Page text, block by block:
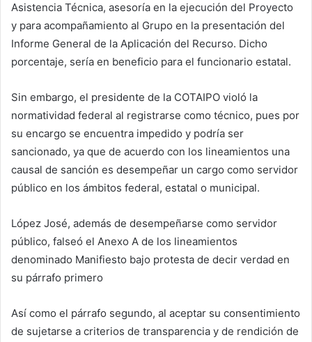
Asistencia Técnica, asesoría en la ejecución del Proyecto
y para acompañamiento al Grupo en la presentación del
Informe General de la Aplicación del Recurso. Dicho
porcentaje, sería en beneficio para el funcionario estatal.
Sin embargo, el presidente de la COTAIPO violó la
normatividad federal al registrarse como técnico, pues por
su encargo se encuentra impedido y podría ser
sancionado, ya que de acuerdo con los lineamientos una
causal de sanción es desempeñar un cargo como servidor
público en los ámbitos federal, estatal o municipal.
López José, además de desempeñarse como servidor
público, falseó el Anexo A de los lineamientos
denominado Manifiesto bajo protesta de decir verdad en
su párrafo primero
Así como el párrafo segundo, al aceptar su consentimiento
de sujetarse a criterios de transparencia y de rendición de